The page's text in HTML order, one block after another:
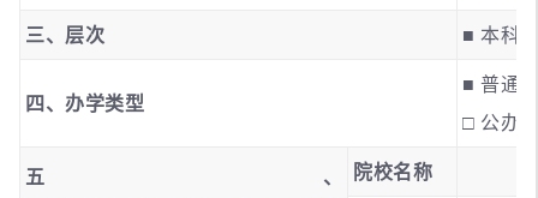
三、层次
■ 本科
四、办学类型
■ 普通
□ 公办
五、
院校名称